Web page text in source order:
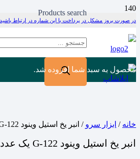
در صورت بروز مشکل در پرداخت با این شماره در ارتباط باشید 09199797956
Products search
محصول به سبد شما افزوده شد.
خانه / ابزار سرو / انبر یخ استیل وینود G-122 یک عددی ایلا
انبر یخ استیل وینود G-122 یک عددی ایلا